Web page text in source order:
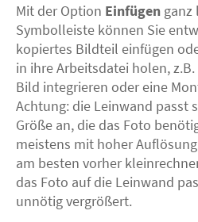
Mit der Option Einfügen ganz
Symbolleiste können Sie
kopiertes Bildteil einfügen
in ihre Arbeitsdatei holen,
Bild integrieren oder eine
Achtung: die Leinwand passt
Größe an, die das Foto
meistens mit hoher
am besten vorher
das Foto auf die Leinwand
unnötig vergrößert.